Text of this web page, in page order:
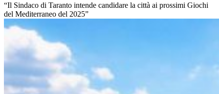
“Il Sindaco di Taranto intende candidare la città ai prossimi Giochi
del Mediterraneo del 2025”